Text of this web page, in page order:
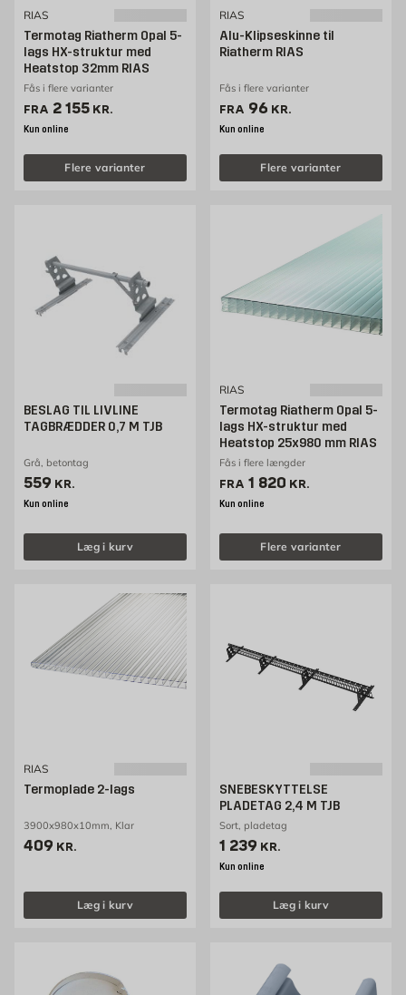
RIAS
Termotag Riatherm Opal 5-
lags HX-struktur med
Heatstop 32mm RIAS
Fås i flere varianter
FRA Pris 2155 kr. /stk
2 155 KR.
Kun online
Flere varianter
RIAS
Alu-Klipseskinne til
Riatherm RIAS
Fås i flere varianter
FRA Pris 96 kr. /stk
96 KR.
Kun online
Flere varianter
BESLAG TIL LIVLINE
TAGBRÆDDER 0,7 M TJB
Grå, betontag
Pris 559 kr. /stk
559 KR.
Kun online
Læg i kurv
RIAS
Termotag Riatherm Opal 5-
lags HX-struktur med
Heatstop 25x980 mm RIAS
Fås i flere længder
FRA Pris 1820 kr. /stk
1 820 KR.
Kun online
Flere varianter
RIAS
Termoplade 2-lags
3900x980x10mm, Klar
Pris 409 kr. /stk
409 KR.
Læg i kurv
SNEBESKYTTELSE
PLADETAG 2,4 M TJB
Sort, pladetag
Pris 1239 kr. /stk
1 239 KR.
Kun online
Læg i kurv